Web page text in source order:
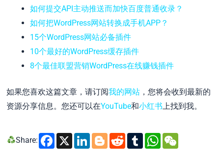
如何提交API主动推送而加快百度普通收录？
如何把WordPress网站转换成手机APP？
15个WordPress网站必备插件
10个最好的WordPress缓存插件
8个最佳联盟营销WordPress在线赚钱插件
如果您喜欢这篇文章，请订阅我的网站 ，您将会收到最新的
资源分享信息。您还可以在YouTube和小红书上找到我。
Share: Facebook
X LinkedIn
Blogger
Reddit
Tumblr